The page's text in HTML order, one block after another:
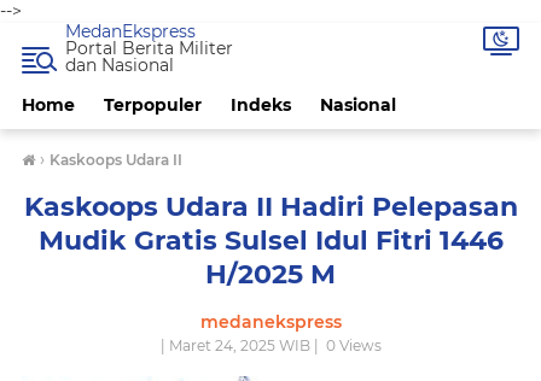
-->
Home Terpopuler Indeks Nasional
MedanEkspress
Portal Berita Militer
dan Nasional
› Kaskoops Udara II
Kaskoops Udara II Hadiri Pelepasan
Mudik Gratis Sulsel Idul Fitri 1446
H/2025 M
medanekspress
| Maret 24, 2025 WIB | 0Views